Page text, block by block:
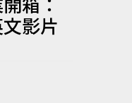
影片